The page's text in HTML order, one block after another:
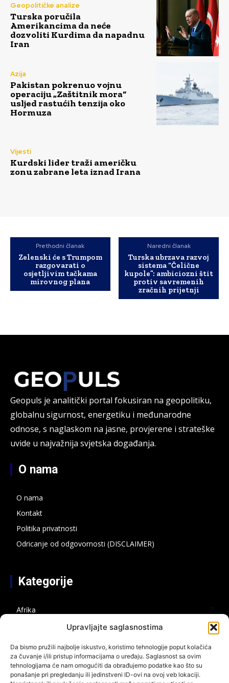
Upravljajte saglasnostima
Da bismo pružili najbolje iskustvo, koristimo tehnologije poput kolačića
za čuvanje i/ili pristup informacijama o uređaju. Saglasnost sa ovim
tehnologijama će nam omogućiti da obrađujemo podatke kao što su
ponašanje pri pregledanju ili jedinstveni ID-ovi na ovoj veb lokaciji.
Geopolitičke analize
Turska poručila
Amerikancima da neće
dozvoliti Kurdima da napadnu
Iran
Azija
Pakistan pokrenuo vojnu
operaciju „Zaštitnik mora“
usljed rastućih tenzija oko
Hormuza
Vijesti
Kurdski lider traži američku
zonu zabrane leta iznad Irana
Prethodni članak
Zelenski će s Trumpom
razgovarati o
osjetljivim tačkama
mirovnog plana
Naredni članak
Turska ubrzava razvoj
sistema “Čelične
kupole”: ambiciozni štit
protiv savremenih
zračnih prijetnji
Geopuls je analitički portal fokusiran na geopolitiku,
globalnu sigurnost, energetiku i međunarodne
odnose, s naglaskom na jasne, provjerene i strateške
uvide u najvažnija svjetska događanja.
O nama
O nama
Kontakt
Politika privatnosti
Odricanje od odgovornosti (DISCLAIMER)
Kategorije
Afrika
2
Bliski istok
Energija